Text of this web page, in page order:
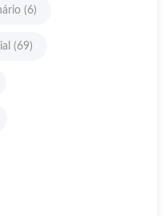
(6)
(69)